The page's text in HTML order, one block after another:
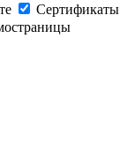
Сертификаты